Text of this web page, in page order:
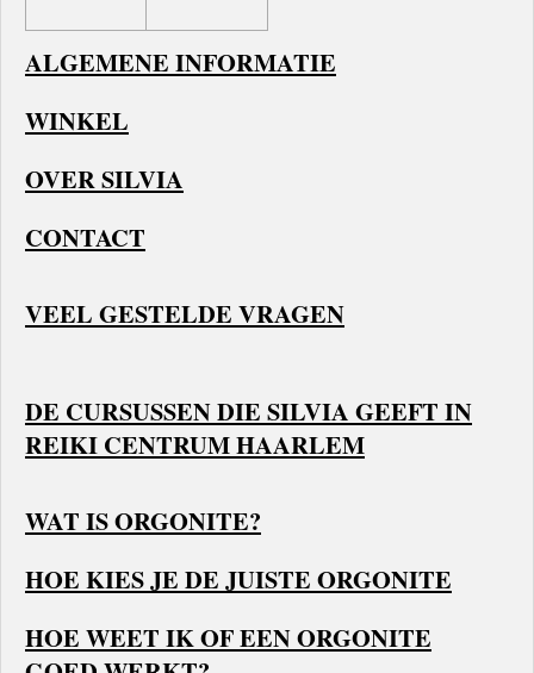
ALGEMENE INFORMATIE
WINKEL
OVER SILVIA
CONTACT
VEEL GESTELDE VRAGEN
DE CURSUSSEN DIE SILVIA GEEFT IN
REIKI CENTRUM HAARLEM
WAT IS ORGONITE?
HOE KIES JE DE JUISTE ORGONITE
HOE WEET IK OF EEN ORGONITE